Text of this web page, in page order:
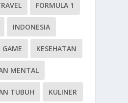
FORMULA 1
INDONESIA
GAME KESEHATAN
MENTAL
TUBUH KULINER